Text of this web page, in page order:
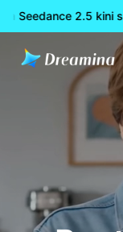
Seedance 2.5 kini
Beranda Membuat